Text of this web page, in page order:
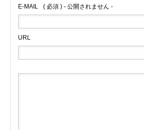
E-MAIL ( 必須 ) - 公開されません -
URL